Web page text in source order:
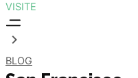
VISITE
BLOG